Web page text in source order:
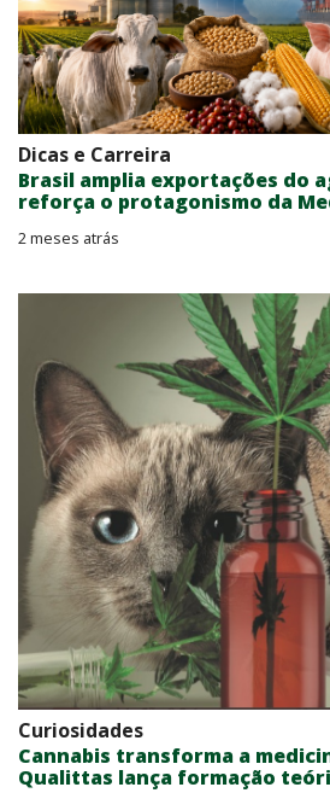
Dicas e Carreira
Brasil amplia exportações do
reforça o protagonismo da
2 meses atrás
Curiosidades
Cannabis transforma a
Qualittas lança formação